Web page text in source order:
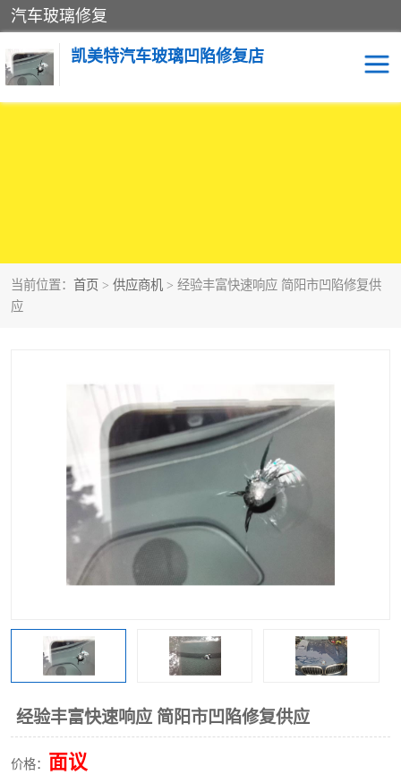
汽车玻璃修复
凯美特汽车玻璃凹陷修复店
当前位置： 首页 > 供应商机 > 经验丰富快速响应 简阳市凹陷修复供
应
经验丰富快速响应 简阳市凹陷修复供应
价格： 面议